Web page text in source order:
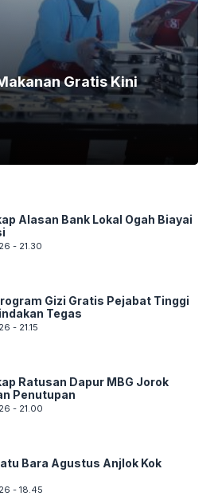
Gratis Kini
Alasan Bank Lokal Ogah Biayai
- 21.30
Gizi Gratis Pejabat Tinggi
Tegas
- 21.15
Ratusan Dapur MBG Jorok
Penutupan
- 21.00
Bara Agustus Anjlok Kok
- 18.45